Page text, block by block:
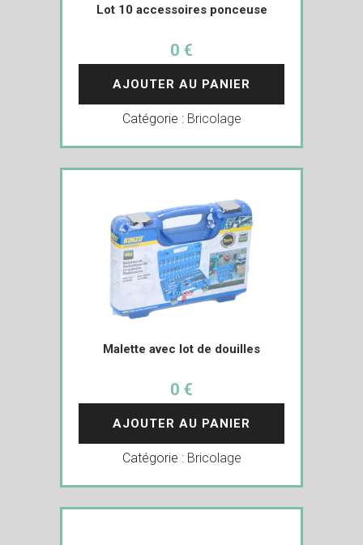
Lot 10 accessoires ponceuse
0 €
AJOUTER AU PANIER
Catégorie : Bricolage
Malette avec lot de douilles
0 €
AJOUTER AU PANIER
Catégorie : Bricolage